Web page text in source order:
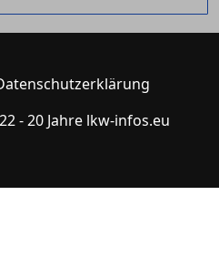
- 20 Jahre lkw-infos.eu